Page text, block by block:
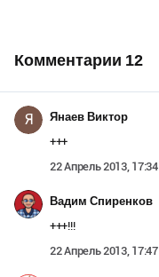
Комментарии 12
Я Янаев Виктор
+++
22 Апрель 2013, 17:34
Вадим Спиренков
+++!!!
22 Апрель 2013, 17:47